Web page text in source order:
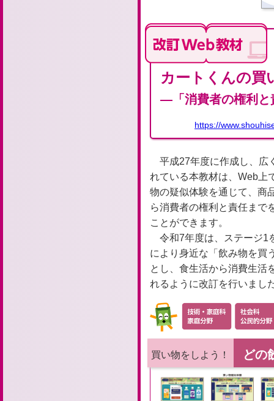
カートくんの
―「消費者の権利
https://
平成27年度に作成し、広
れている本教材は、Web上
物の疑似体験を通じて、商
ら消費者の権利と責任まで
ことができます。
令和7年度は、ステージ1
により身近な「飲み物を買
とし、食生活から消費生活
れるように改訂を行いまし
買い物をしよう！ どの